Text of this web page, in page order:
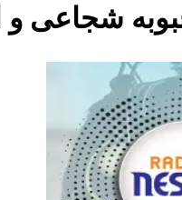
شجاعی و